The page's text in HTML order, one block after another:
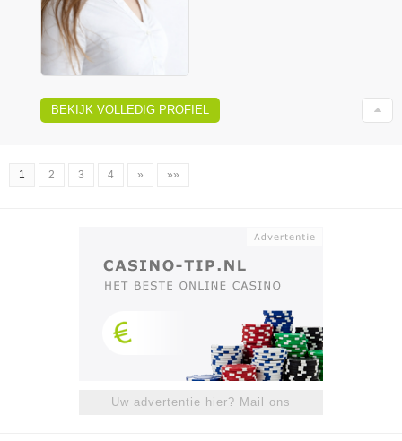
BEKIJK VOLLEDIG PROFIEL
1 2 3 4 » »»
Uw advertentie hier? Mail ons